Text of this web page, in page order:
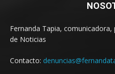
Fernanda Tapia,
de Noticias
Contacto: